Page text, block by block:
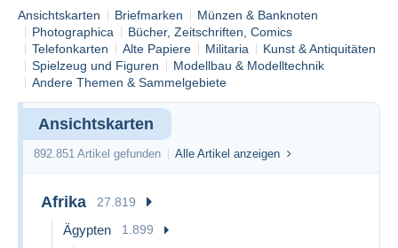
Ansichtskarten Briefmarken
Münzen & Banknoten
Photographica
Bücher, Zeitschriften, Comics
Telefonkarten
Alte Papiere Militaria
Kunst & Antiquitäten
Spielzeug und Figuren
Modellbau & Modelltechnik
Andere Themen & Sammelgebiete
Ansichtskarten
892.851 Artikel gefunden Alle Artikel anzeigen
Afrika 27.819
Ägypten 1.899